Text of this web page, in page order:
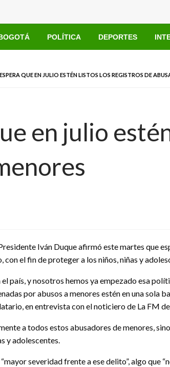
POLÍTICA DEPORTES
QUE EN JULIO ESTÉN LISTOS LOS REGISTROS DE
en julio
Iván Duque afirmó este martes que
el fin de proteger a los niños, niñas y
país, y nosotros hemos ya empezado esa
por abusos a menores estén en una sola
en entrevista con el noticiero de La FM
a todos estos abusadores de menores,
y adolescentes.
severidad frente a ese delito”, algo que